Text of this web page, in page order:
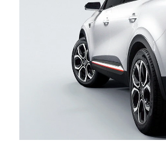
Μεταχειρισμένο
Οδηγός αγοράς
Συμβουλές